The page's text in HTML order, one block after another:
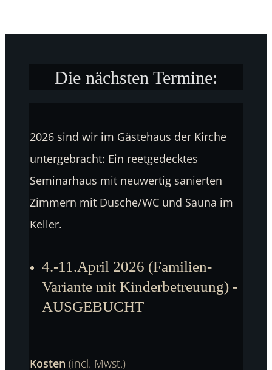
Die nächsten Termine:
2026 sind wir im Gästehaus der Kirche
untergebracht: Ein reetgedecktes
Seminarhaus mit neuwertig sanierten
Zimmern mit Dusche/WC und Sauna im
Keller.
4.-11.April 2026 (Familien-
Variante mit Kinderbetreuung) -
AUSGEBUCHT
Kosten (incl. Mwst.)